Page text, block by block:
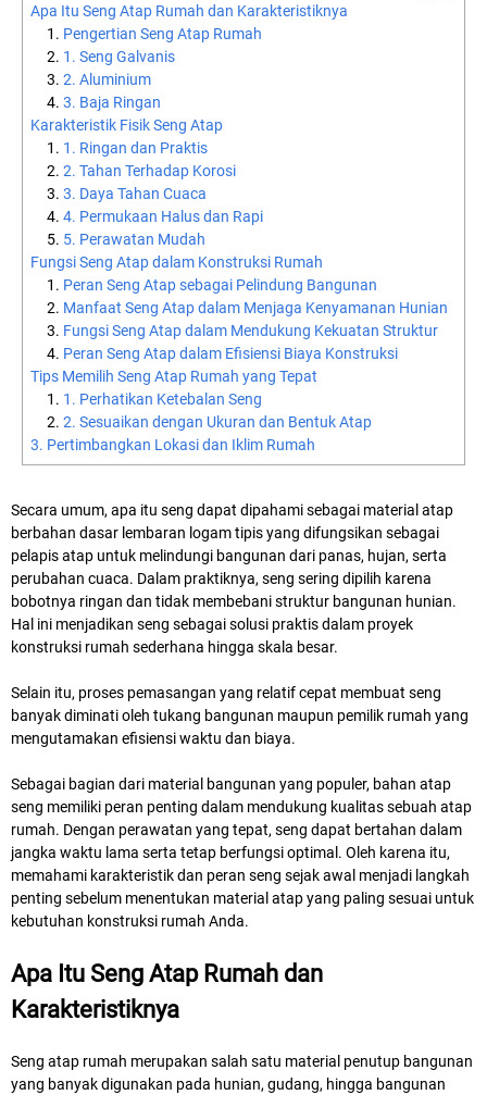
Apa Itu Seng Atap Rumah dan Karakteristiknya
Pengertian Seng Atap Rumah
1. Seng Galvanis
2. Aluminium
3. Baja Ringan
Karakteristik Fisik Seng Atap
1. Ringan dan Praktis
2. Tahan Terhadap Korosi
3. Daya Tahan Cuaca
4. Permukaan Halus dan Rapi
5. Perawatan Mudah
Fungsi Seng Atap dalam Konstruksi Rumah
Peran Seng Atap sebagai Pelindung Bangunan
Manfaat Seng Atap dalam Menjaga Kenyamanan Hunian
Fungsi Seng Atap dalam Mendukung Kekuatan Struktur
Peran Seng Atap dalam Efisiensi Biaya Konstruksi
Tips Memilih Seng Atap Rumah yang Tepat
1. Perhatikan Ketebalan Seng
2. Sesuaikan dengan Ukuran dan Bentuk Atap
3. Pertimbangkan Lokasi dan Iklim Rumah
Secara umum, apa itu seng dapat dipahami sebagai material atap
berbahan dasar lembaran logam tipis yang difungsikan sebagai
pelapis atap untuk melindungi bangunan dari panas, hujan, serta
perubahan cuaca. Dalam praktiknya, seng sering dipilih karena
bobotnya ringan dan tidak membebani struktur bangunan hunian.
Hal ini menjadikan seng sebagai solusi praktis dalam proyek
konstruksi rumah sederhana hingga skala besar.
Selain itu, proses pemasangan yang relatif cepat membuat seng
banyak diminati oleh tukang bangunan maupun pemilik rumah yang
mengutamakan efisiensi waktu dan biaya.
Sebagai bagian dari material bangunan yang populer, bahan atap
seng memiliki peran penting dalam mendukung kualitas sebuah atap
rumah. Dengan perawatan yang tepat, seng dapat bertahan dalam
jangka waktu lama serta tetap berfungsi optimal. Oleh karena itu,
memahami karakteristik dan peran seng sejak awal menjadi langkah
penting sebelum menentukan material atap yang paling sesuai untuk
kebutuhan konstruksi rumah Anda.
Apa Itu Seng Atap Rumah dan
Karakteristiknya
Seng atap rumah merupakan salah satu material penutup bangunan
yang banyak digunakan pada hunian, gudang, hingga bangunan